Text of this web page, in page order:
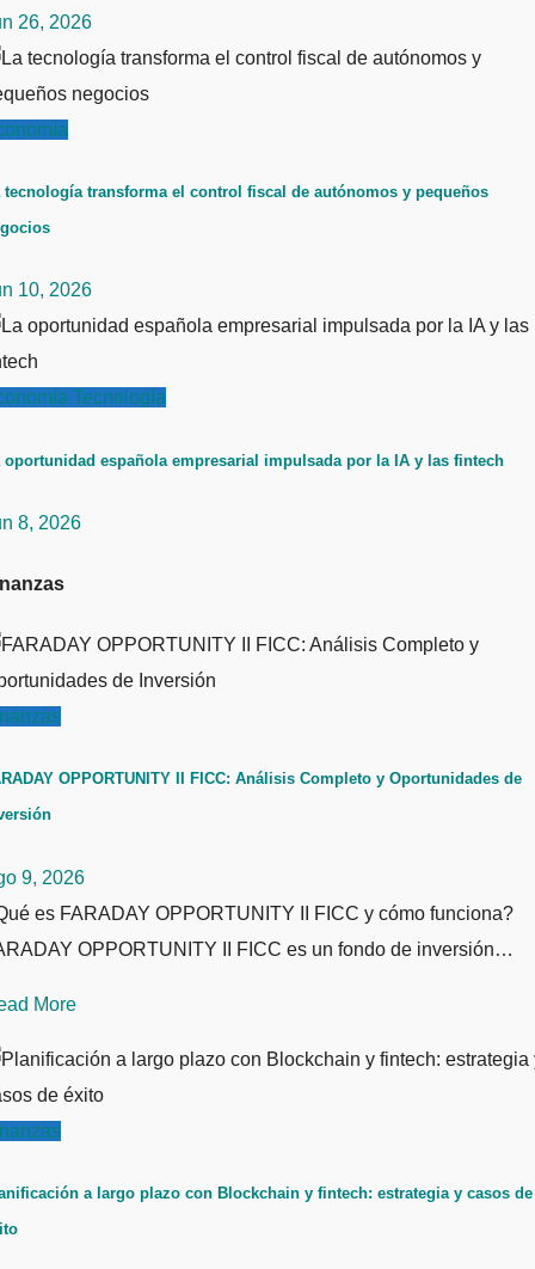
26, 2026
tecnología transforma el control fiscal de autónomos y pequeños
10, 2026
Tecnología
oportunidad española empresarial impulsada por la IA y las fintech
8, 2026
OPPORTUNITY II FICC: Análisis Completo y Oportunidades de
9, 2026
es FARADAY OPPORTUNITY II FICC y cómo funciona?
OPPORTUNITY II FICC es un fondo de inversión…
More
a largo plazo con Blockchain y fintech: estrategia y casos de